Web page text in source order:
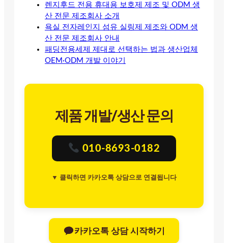
렌지후드 전용 휴대용 보호제 제조 및 ODM 생
산 전문 제조회사 소개
욕실 전자레인지 섬유 실링제 제조와 ODM 생
산 전문 제조회사 안내
패딩전용세제 제대로 선택하는 법과 생산업체
OEM·ODM 개발 이야기
제품 개발/생산 문의
010-8693-0182
▼ 클릭하면 카카오톡 상담으로 연결됩니다
카카오톡 상담 시작하기